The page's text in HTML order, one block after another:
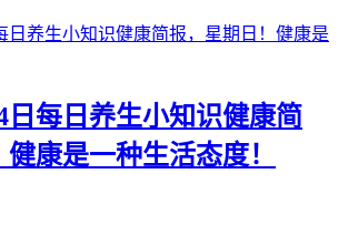
日每日养生小知识健康简
康是一种生活态度！